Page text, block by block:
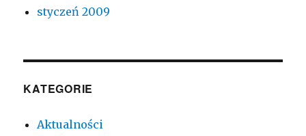
styczeń 2009
KATEGORIE
Aktualności